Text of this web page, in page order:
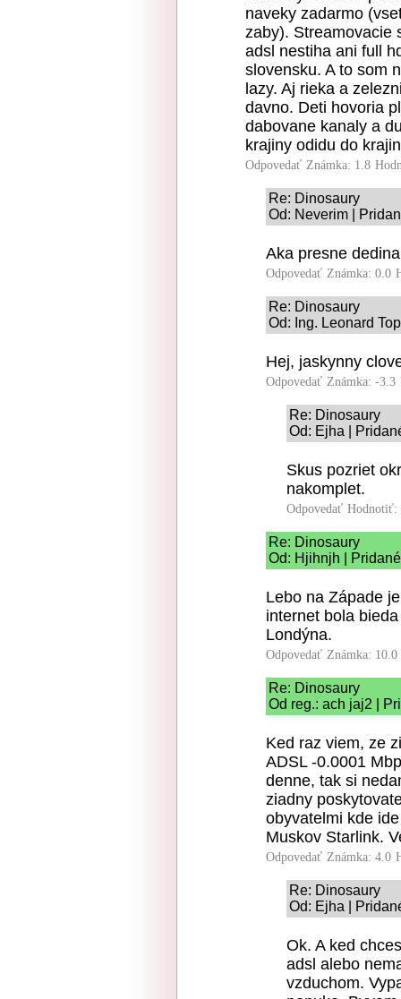
naveky zadarmo
zaby). Streamovacie
adsl nestiha ani full
slovensku. A to som
lazy. Aj rieka a
davno. Deti hovoria
dabovane kanaly a
krajiny odidu do
Odpovedať Známka: 1.8
Re: Dinosaury
Od: Neverim |
Aka presne
Odpovedať Známka: 0.0
Re: Dinosaury
Od: Ing. Leonard
Hej, jaskynny
Odpovedať Známka: -3.3
Re: Dinosaury
Od: Ejha |
Skus pozriet
nakomplet.
Odpovedať Hodnotiť:
Re: Dinosaury
Od: Hjihnjh |
Lebo na Západe
internet bola
Londýna.
Odpovedať Známka: 10.0
Re: Dinosaury
Od reg.: ach jaj2 |
Ked raz viem, ze
ADSL -0.0001
denne, tak si
ziadny
obyvatelmi kde
Muskov Starlink.
Odpovedať Známka: 4.0
Re: Dinosaury
Od: Ejha |
Ok. A ked
adsl alebo
vzduchom.